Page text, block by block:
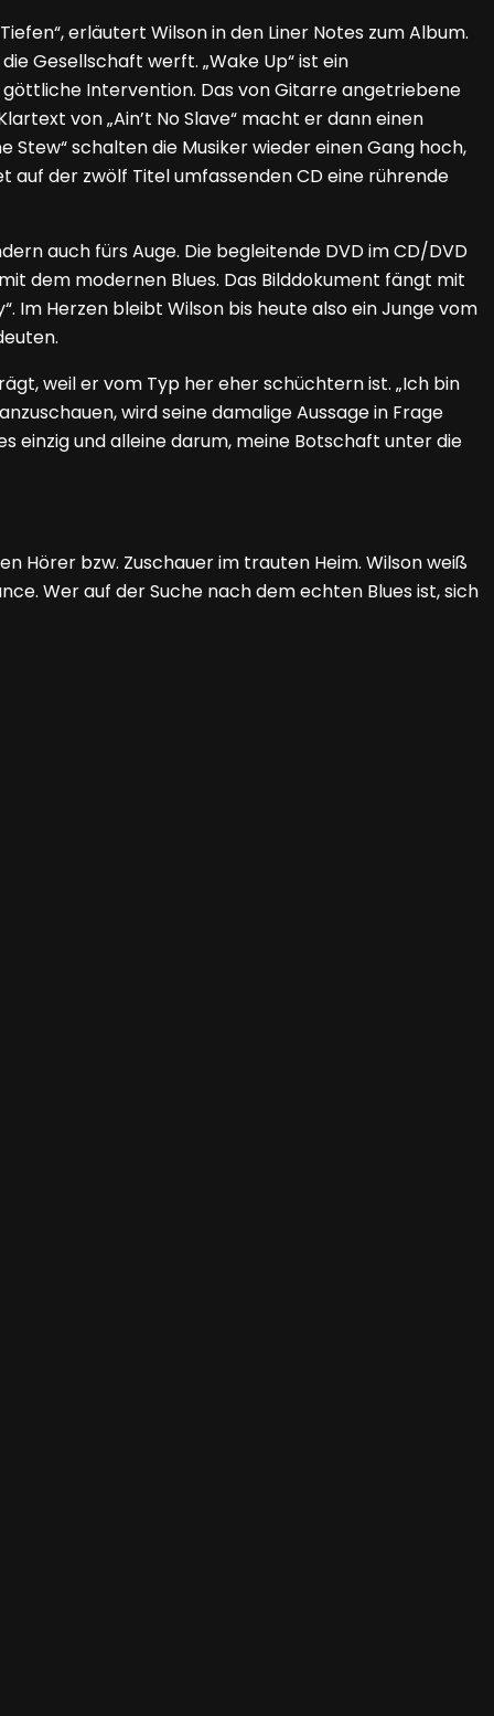
erläutert Wilson in den Liner Notes zum Album.
Gesellschaft werft. „Wake Up“ ist ein
Intervention. Das von Gitarre angetriebene
von „Ain’t No Slave“ macht er dann einen
Stew“ schalten die Musiker wieder einen Gang hoch,
auf der zwölf Titel umfassenden CD eine rührende
auch fürs Auge. Die begleitende DVD im CD/DVD
dem modernen Blues. Das Bilddokument fängt mit
Im Herzen bleibt Wilson bis heute also ein Junge vom
weil er vom Typ her eher schüchtern ist. „Ich bin
wird seine damalige Aussage in Frage
einzig und alleine darum, meine Botschaft unter die
Hörer bzw. Zuschauer im trauten Heim. Wilson weiß
Wer auf der Suche nach dem echten Blues ist, sich